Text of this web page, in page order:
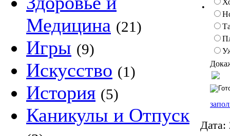
Медицина (21)
Игры (9)
Искусство (1)
История (5)
Каникулы и Отпуск
•
Дата: